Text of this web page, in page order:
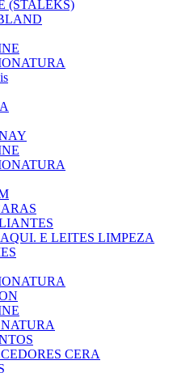
(STALEKS)
E LEITES LIMPEZA
CERA